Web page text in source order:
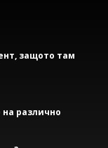
защото там
на различно